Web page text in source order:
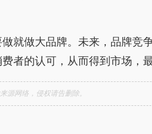
做大品牌。未来，品牌竞
者的认可，从而得到市场，
源网络，侵权请告删除。